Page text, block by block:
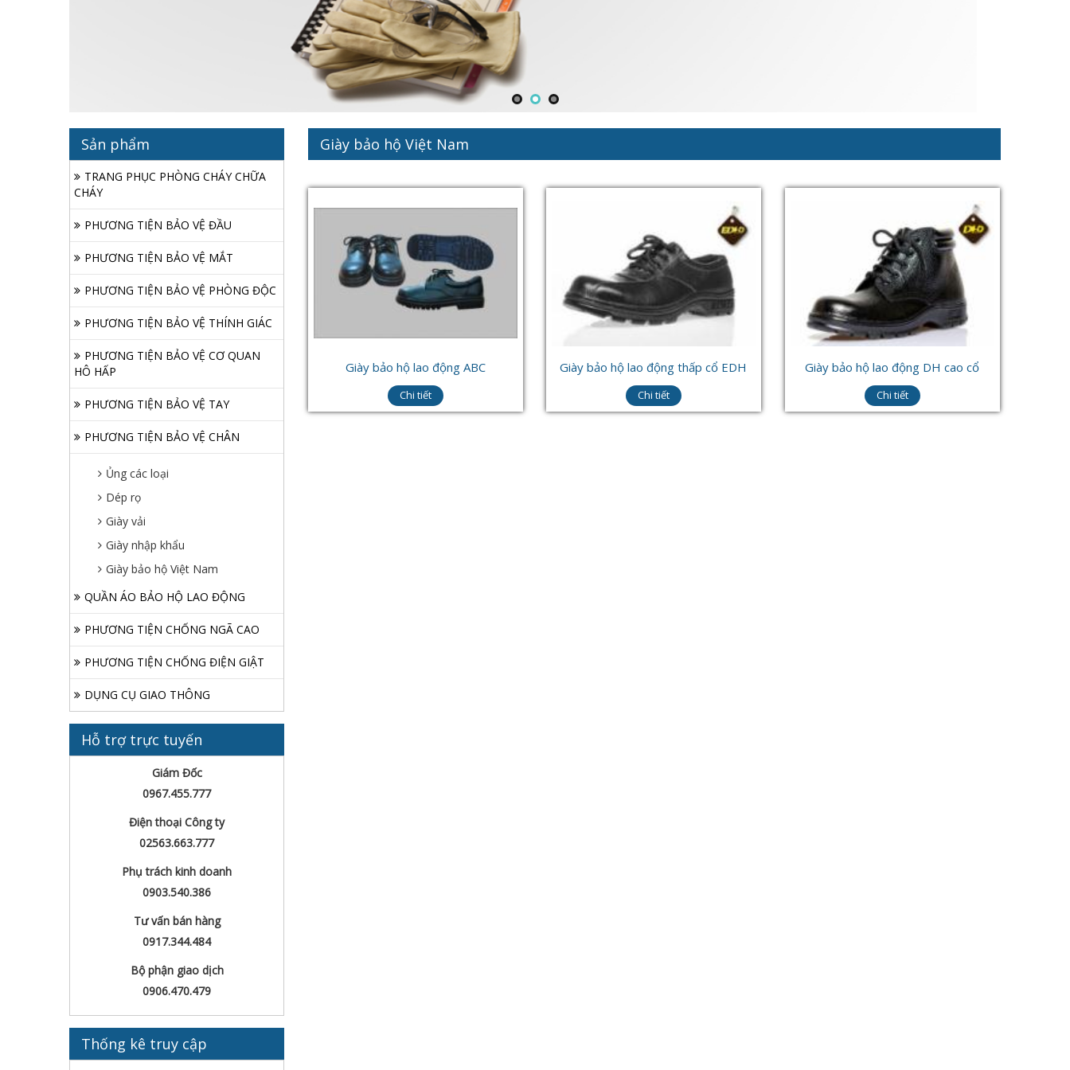
Giày bảo hộ Việt Nam
Giày bảo hộ lao động ABC
Chi tiết
Giày bảo hộ lao động thấp cổ EDH
Chi tiết
Giày bảo hộ lao động DH cao cổ
Chi tiết
Sản phẩm
TRANG PHỤC PHÒNG CHÁY CHỮA
CHÁY
PHƯƠNG TIỆN BẢO VỆ ĐẦU
PHƯƠNG TIỆN BẢO VỆ MẮT
PHƯƠNG TIỆN BẢO VỆ PHÒNG ĐỘC
PHƯƠNG TIỆN BẢO VỆ THÍNH GIÁC
PHƯƠNG TIỆN BẢO VỆ CƠ QUAN
HÔ HẤP
PHƯƠNG TIỆN BẢO VỆ TAY
PHƯƠNG TIỆN BẢO VỆ CHÂN
Ủng các loại
Dép rọ
Giày vải
Giày nhập khẩu
Giày bảo hộ Việt Nam
QUẦN ÁO BẢO HỘ LAO ĐỘNG
PHƯƠNG TIỆN CHỐNG NGÃ CAO
PHƯƠNG TIỆN CHỐNG ĐIỆN GIẬT
DỤNG CỤ GIAO THÔNG
Hỗ trợ trực tuyến
Giám Đốc
0967.455.777
Điện thoại Công ty
02563.663.777
Phụ trách kinh doanh
0903.540.386
Tư vấn bán hàng
0917.344.484
Bộ phận giao dịch
0906.470.479
Thống kê truy cập